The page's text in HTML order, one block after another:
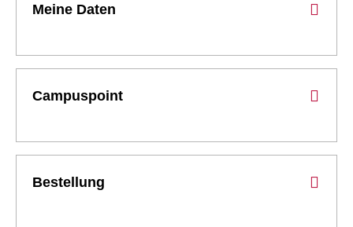
Meine Daten
Campuspoint
Bestellung